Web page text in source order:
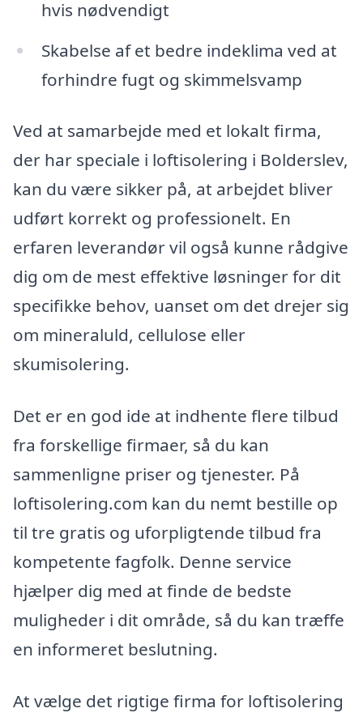
hvis nødvendigt
Skabelse af et bedre indeklima ved at
forhindre fugt og skimmelsvamp
Ved at samarbejde med et lokalt firma,
der har speciale i loftisolering i Bolderslev,
kan du være sikker på, at arbejdet bliver
udført korrekt og professionelt. En
erfaren leverandør vil også kunne rådgive
dig om de mest effektive løsninger for dit
specifikke behov, uanset om det drejer sig
om mineraluld, cellulose eller
skumisolering.
Det er en god ide at indhente flere tilbud
fra forskellige firmaer, så du kan
sammenligne priser og tjenester. På
loftisolering.com kan du nemt bestille op
til tre gratis og uforpligtende tilbud fra
kompetente fagfolk. Denne service
hjælper dig med at finde de bedste
muligheder i dit område, så du kan træffe
en informeret beslutning.
At vælge det rigtige firma for loftisolering